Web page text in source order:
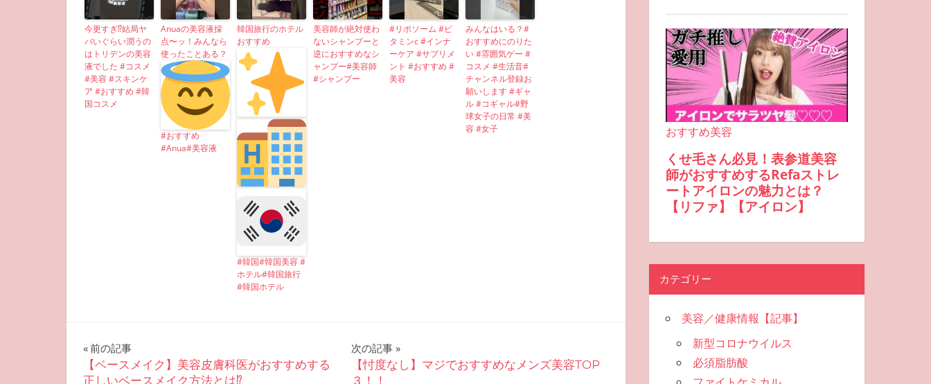
今更すぎ⁉︎結局ヤ
バいぐらい潤うの
はトリデンの美容
液でした #コスメ
#美容 #スキンケ
ア #おすすめ #韓
国コスメ
Anuaの美容液採
点〜ッ！みんなら
使ったことある？
#おすすめ
#Anua#美容液
韓国旅行のホテル
おすすめ
#韓国#韓国美容 #
ホテル#韓国旅行
#韓国ホテル
美容師が絶対使わ
ないシャンプーと
逆におすすめなシ
ャンプー#美容師
#シャンプー
#リポソーム #ビ
タミンc #インナ
ーケア #サプリメ
ント #おすすめ #
美容
みんなはいる？#
おすすめにのりた
い #雰囲気ゲー #
コスメ #生活音#
チャンネル登録お
願いします #ギャ
ル #コギャル#野
球女子の日常 #美
容 #女子
投
稿
前の記事
【ベースメイク】美容皮膚科医がおすすめする
正しいベースメイク方法とは⁉︎
次の記事
【忖度なし】マジでおすすめなメンズ美容TOP
３！！
カテゴリー
美容／健康情報【記事】
新型コロナウイルス
必須脂肪酸